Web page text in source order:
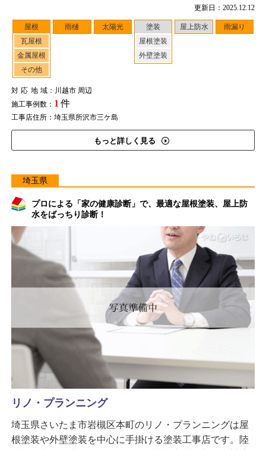
更新日：2025.12.12
屋根
瓦屋根
金属屋根
その他
雨樋 太陽光
塗装
屋根塗装
外壁塗装
屋上防水 雨漏り
対応地域：川越市 周辺
施工事例数： 1 件
工事店住所：埼玉県所沢市三ケ島
もっと詳しく見る
埼玉県
プロによる「家の健康診断」で、最適な屋根塗装、屋上防
水をばっちり診断！
リノ・プランニング
埼玉県さいたま市岩槻区本町のリノ・プランニングは屋
根塗装や外壁塗装を中心に手掛ける塗装工事店です。陸